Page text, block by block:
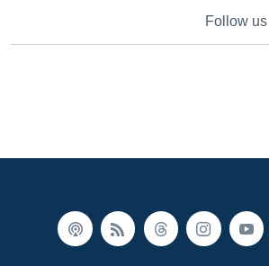
Follow us